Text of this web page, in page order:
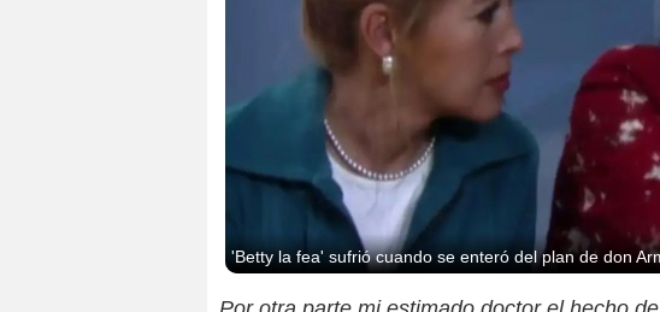
'Betty la fea' sufrió cuando se enteró del plan de don